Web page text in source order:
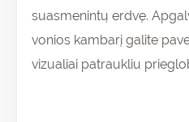
suasmenintų erdvę.
vonios kambarį galite
vizualiai patraukliu